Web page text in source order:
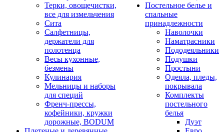
Терки, овощечистки,
все для измельчения
Сита
Салфетницы,
держатели для
полотенца
Весы кухонные,
безмены
Кулинария
Мельницы и наборы
для специй
Френч-прессы,
кофейники, кружки
дорожные, BODUM
Постельное белье и
спальные
принадлежности
Наволочки
Наматрасники
Пододеяльники
Подушки
Простыни
Одеяла, пледы,
покрывала
Комплекты
постельного
белья
Дуэт